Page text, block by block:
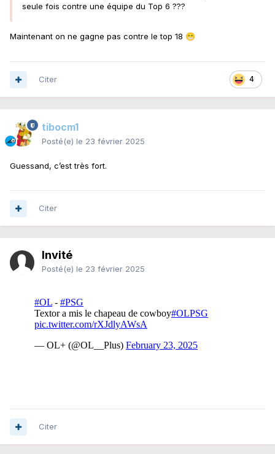
seule fois contre une équipe du Top 6 ???
Maintenant on ne gagne pas contre le top 18 😁
4
Citer
tibocm1
Posté(e) le 23 février 2025
Guessand, c’est très fort.
Citer
Invité
Posté(e) le 23 février 2025
Citer